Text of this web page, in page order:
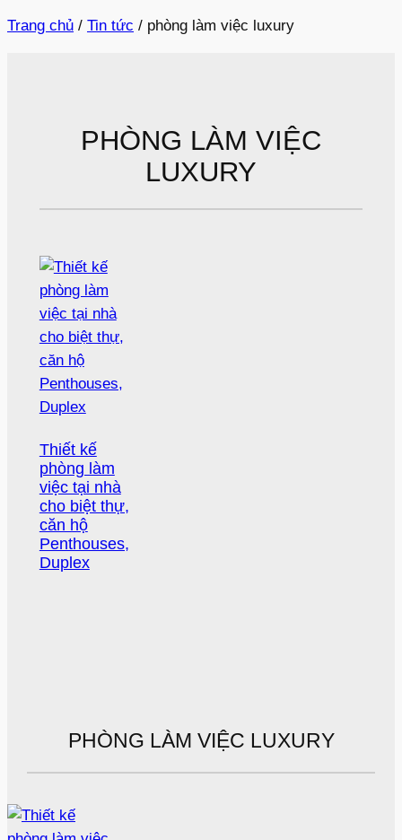
Trang chủ / Tin tức / phòng làm việc luxury
PHÒNG LÀM VIỆC
LUXURY
Thiết kế
phòng làm
việc tại nhà
cho biệt thự,
căn hộ
Penthouses,
Duplex
PHÒNG LÀM VIỆC LUXURY